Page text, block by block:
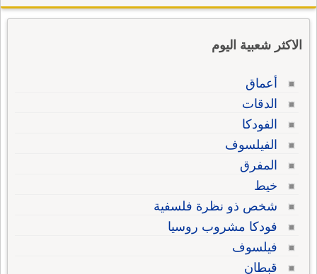
الاكثر شعبية اليوم
أعماق
الدقات
الفودكا
الفيلسوف
المفرق
خيط
شخص ذو نظرة فلسفية
فودكا مشروب روسيا
فيلسوف
قبطان